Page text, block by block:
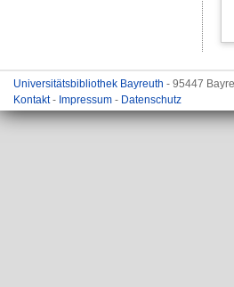
Universitätsbibliothek Bayreuth - 95447
Kontakt- Impressum - Datenschutz